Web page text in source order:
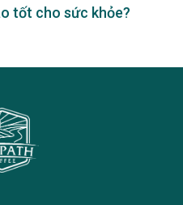
tốt cho sức khỏe?